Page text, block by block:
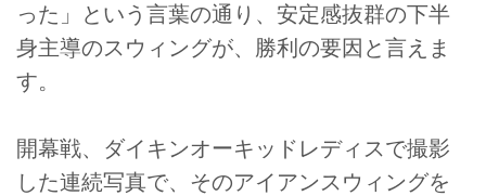
った」という言葉の通り、安定感抜群の下半
身主導のスウィングが、勝利の要因と言えま
す。
開幕戦、ダイキンオーキッドレディスで撮影
した連続写真で、そのアイアンスウィングを